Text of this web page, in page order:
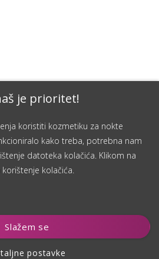
je prioritet!
koristiti kozmetiku za nokte
kako treba, potrebna nam
datoteka kolačića. Klikom na
kolačića.
Slažem se
postavke
u košaricu